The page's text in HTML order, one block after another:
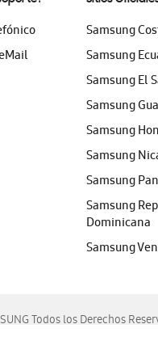
Samsung
Samsung
Samsung El
Samsung
Samsung
Samsung
Samsung
Samsung
Dominicana
Samsung
Todos los Derechos